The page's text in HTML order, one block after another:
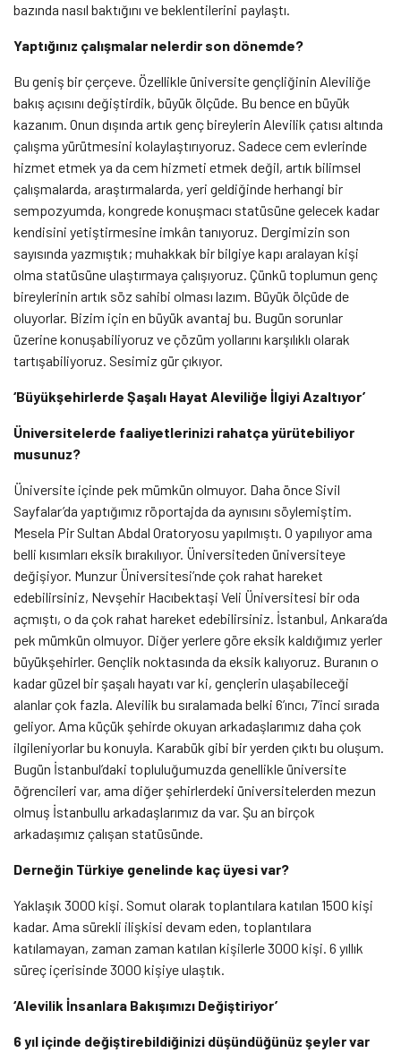
bazında nasıl baktığını ve beklentilerini paylaştı.
Yaptığınız çalışmalar nelerdir son dönemde?
Bu geniş bir çerçeve. Özellikle üniversite gençliğinin Aleviliğe
bakış açısını değiştirdik, büyük ölçüde. Bu bence en büyük
kazanım. Onun dışında artık genç bireylerin Alevilik çatısı altında
çalışma yürütmesini kolaylaştırıyoruz. Sadece cem evlerinde
hizmet etmek ya da cem hizmeti etmek değil, artık bilimsel
çalışmalarda, araştırmalarda, yeri geldiğinde herhangi bir
sempozyumda, kongrede konuşmacı statüsüne gelecek kadar
kendisini yetiştirmesine imkân tanıyoruz. Dergimizin son
sayısında yazmıştık; muhakkak bir bilgiye kapı aralayan kişi
olma statüsüne ulaştırmaya çalışıyoruz. Çünkü toplumun genç
bireylerinin artık söz sahibi olması lazım. Büyük ölçüde de
oluyorlar. Bizim için en büyük avantaj bu. Bugün sorunlar
üzerine konuşabiliyoruz ve çözüm yollarını karşılıklı olarak
tartışabiliyoruz. Sesimiz gür çıkıyor.
‘Büyükşehirlerde Şaşalı Hayat Aleviliğe İlgiyi Azaltıyor’
Üniversitelerde faaliyetlerinizi rahatça yürütebiliyor
musunuz?
Üniversite içinde pek mümkün olmuyor. Daha önce Sivil
Sayfalar’da yaptığımız röportajda da aynısını söylemiştim.
Mesela Pir Sultan Abdal Oratoryosu yapılmıştı. O yapılıyor ama
belli kısımları eksik bırakılıyor. Üniversiteden üniversiteye
değişiyor. Munzur Üniversitesi’nde çok rahat hareket
edebilirsiniz, Nevşehir Hacıbektaşi Veli Üniversitesi bir oda
açmıştı, o da çok rahat hareket edebilirsiniz. İstanbul, Ankara’da
pek mümkün olmuyor. Diğer yerlere göre eksik kaldığımız yerler
büyükşehirler. Gençlik noktasında da eksik kalıyoruz. Buranın o
kadar güzel bir şaşalı hayatı var ki, gençlerin ulaşabileceği
alanlar çok fazla. Alevilik bu sıralamada belki 6’ıncı, 7’inci sırada
geliyor. Ama küçük şehirde okuyan arkadaşlarımız daha çok
ilgileniyorlar bu konuyla. Karabük gibi bir yerden çıktı bu oluşum.
Bugün İstanbul’daki topluluğumuzda genellikle üniversite
öğrencileri var, ama diğer şehirlerdeki üniversitelerden mezun
olmuş İstanbullu arkadaşlarımız da var. Şu an birçok
arkadaşımız çalışan statüsünde.
Derneğin Türkiye genelinde kaç üyesi var?
Yaklaşık 3000 kişi. Somut olarak toplantılara katılan 1500 kişi
kadar. Ama sürekli ilişkisi devam eden, toplantılara
katılamayan, zaman zaman katılan kişilerle 3000 kişi. 6 yıllık
süreç içerisinde 3000 kişiye ulaştık.
‘Alevilik İnsanlara Bakışımızı Değiştiriyor’
6 yıl içinde değiştirebildiğinizi düşündüğünüz şeyler var